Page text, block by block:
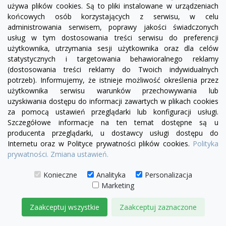
biały
Lampa sufitowa / plafon CLOUD 3
1 099,00 zł
używa plików cookies. Są to pliki instalowane w urządzeniach
końcowych osób korzystających z serwisu, w celu
administrowania serwisem, poprawy jakości świadczonych
usług w tym dostosowania treści serwisu do preferencji
użytkownika, utrzymania sesji użytkownika oraz dla celów
statystycznych i targetowania behawioralnego reklamy
(dostosowania treści reklamy do Twoich indywidualnych
potrzeb). Informujemy, że istnieje możliwość określenia przez
użytkownika serwisu warunków przechowywania lub
uzyskiwania dostępu do informacji zawartych w plikach cookies
za pomocą ustawień przeglądarki lub konfiguracji usługi.
Szczegółowe informacje na ten temat dostępne są u
producenta przeglądarki, u dostawcy usługi dostępu do
Internetu oraz w Polityce prywatności plików cookies. Polityka
prywatności. Zmiana ustawień.
Konieczne Analityka
Personalizacja
Marketing
Zaakceptuj wszystkie Zaakceptuj zaznaczone